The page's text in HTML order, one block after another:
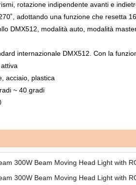
rotazione indipendente avanti e
adottando una funzione che resetta
DMX512, modalità auto, modalità
internazionale DMX512. Con la
acciaio, plastica
~ 40 gradi